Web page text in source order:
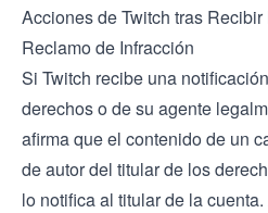
Acciones de Twitch tras
Reclamo de Infracción
Si Twitch recibe una
derechos o de su agente
afirma que el contenido de un
de autor del titular de los
lo notifica al titular de la